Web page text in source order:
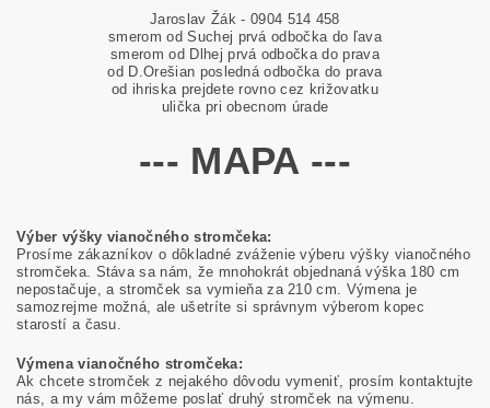
Jaroslav Žák - 0904 514 458
smerom od Suchej prvá odbočka do ľava
smerom od Dlhej prvá odbočka do prava
od D.Orešian posledná odbočka do prava
od ihriska prejdete rovno cez križovatku
ulička pri obecnom úrade
--- MAPA ---
Výber výšky vianočného stromčeka:
Prosíme zákazníkov o dôkladné zváženie výberu výšky vianočného
stromčeka. Stáva sa nám, že mnohokrát objednaná výška 180 cm
nepostačuje, a stromček sa vymieňa za 210 cm. Výmena je
samozrejme možná, ale ušetríte si správnym výberom kopec
starostí a času.
Výmena vianočného stromčeka:
Ak chcete stromček z nejakého dôvodu vymeniť, prosím kontaktujte
nás, a my vám môžeme poslať druhý stromček na výmenu.